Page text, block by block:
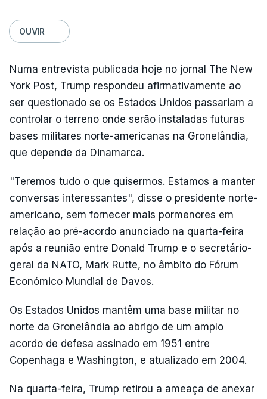
OUVIR
Numa entrevista publicada hoje no jornal The New
York Post, Trump respondeu afirmativamente ao
ser questionado se os Estados Unidos passariam a
controlar o terreno onde serão instaladas futuras
bases militares norte-americanas na Gronelândia,
que depende da Dinamarca.
"Teremos tudo o que quisermos. Estamos a manter
conversas interessantes", disse o presidente norte-
americano, sem fornecer mais pormenores em
relação ao pré-acordo anunciado na quarta-feira
após a reunião entre Donald Trump e o secretário-
geral da NATO, Mark Rutte, no âmbito do Fórum
Económico Mundial de Davos.
Os Estados Unidos mantêm uma base militar no
norte da Gronelândia ao abrigo de um amplo
acordo de defesa assinado em 1951 entre
Copenhaga e Washington, e atualizado em 2004.
Na quarta-feira, Trump retirou a ameaça de anexar